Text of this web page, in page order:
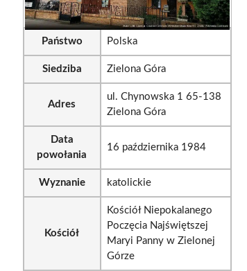
Państwo Polska
Siedziba Zielona Góra
Adres
ul. Chynowska 1 65-138
Zielona Góra
Data
powołania
16 października 1984
Wyznanie katolickie
Kościół
Kościół Niepokalanego
Poczęcia Najświętszej
Maryi Panny w Zielonej
Górze